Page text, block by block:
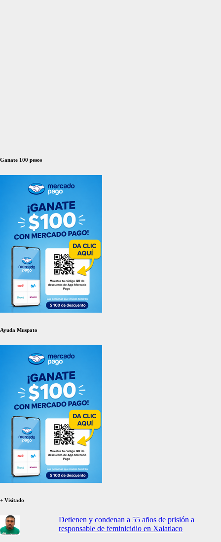
Ganate 100 pesos
Ayuda Muspato
+ Visitado
Detienen y condenan a 55 años de prisión a
responsable de feminicidio en Xalatlaco